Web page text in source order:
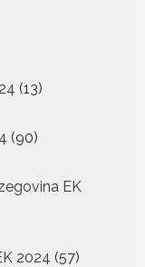
1313
9090
EK
2024 5757